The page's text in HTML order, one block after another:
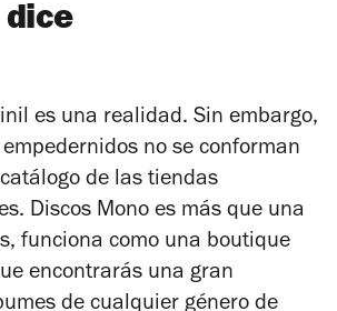
dice
es una realidad. Sin embargo,
no se conforman
de las tiendas
Discos Mono es más que una
funciona como una boutique
encontrarás una gran
de cualquier género de